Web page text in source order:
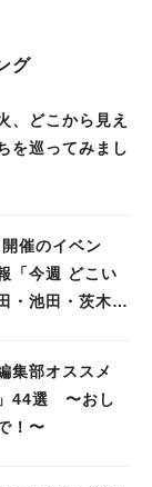
グ
、どこから見え
を巡ってみまし
催のイベン
「今週 どこい
・池田・茨木・
集部オススメ
」44選 〜おし
！〜